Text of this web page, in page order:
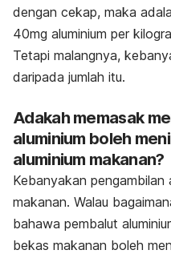
dengan cekap, maka
40mg aluminium per
Tetapi malangnya,
daripada jumlah itu.
Adakah memasak
aluminium boleh
aluminium makanan?
Kebanyakan pengambilan
makanan. Walau
bahawa pembalut
bekas makanan boleh